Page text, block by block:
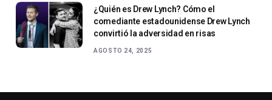
¿Quién es Drew Lynch? Cómo el
comediante estadounidense Drew Lynch
convirtió la adversidad en risas
AGOSTO 24, 2025